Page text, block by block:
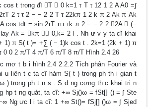
t trong đĩ T  0 k=1 τ T τ 12 1 2 A A0 =∫
2 τ τ 2 − − 2 2 T τ 22kπ 1 2 k π 2 Ak π Ak
cos tdt = sin 2τT τττ τk π 2 − − 2 2 2A  (−
Ak = kπ  0,k= 2 l . Nh ư v y ta cĩ khai
1) π S( t )= +∑ ( − 1)k cos t . 2k=1 (2k + 1) π
0 0 2 π/T 4 π/T 6 π/T 8 π/T Hình 2.4 26
mơ t b i hình 2.4 2.2.2 Tích phân Fourier và
u liên t c ta cĩ hàm S( t ) trong ph th i gian t
) trong ph t n s . S d ng cơng th c khai tri n
hp t ng quát, ta cĩ: +∞ Sj()ω = fSt[] () = ∫ Ste
Ng ưc l i ta cĩ: 1 +∞ St()= fSj[] ()ω = ∫ Sjed